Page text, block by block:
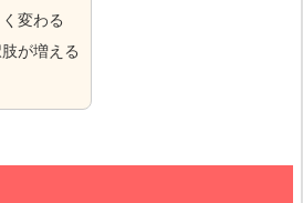
変わる
が増える